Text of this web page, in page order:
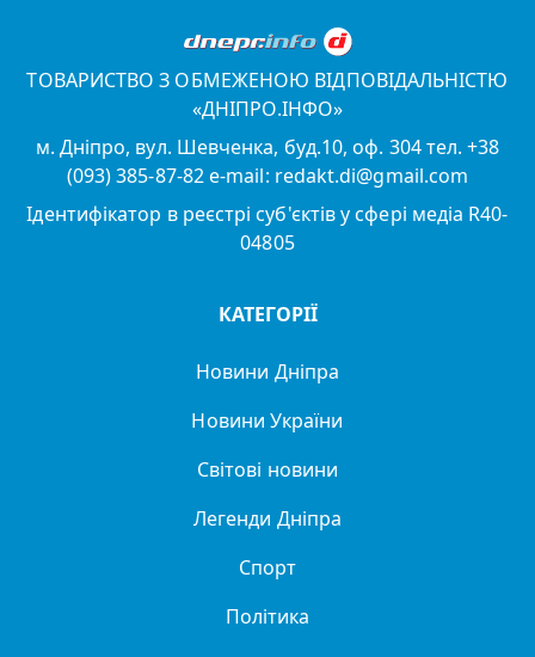
ТОВАРИСТВО З ОБМЕЖЕНОЮ ВІДПОВІДАЛЬНІСТЮ
«ДНІПРО.ІНФО»
м. Дніпро, вул. Шевченка, буд.10, оф. 304 тел. +38
(093) 385-87-82 e-mail: redakt.di@gmail.com
Ідентифікатор в реєстрі суб'єктів у сфері медіа R40-
04805
КАТЕГОРІЇ
Новини Дніпра
Новини України
Світові новини
Легенди Дніпра
Спорт
Політика